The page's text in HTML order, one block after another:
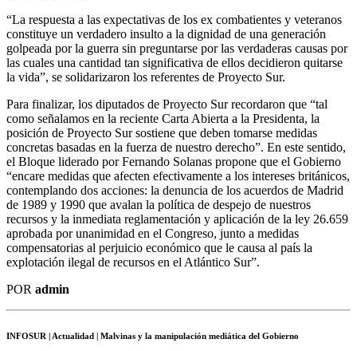
“La respuesta a las expectativas de los ex combatientes y veteranos
constituye un verdadero insulto a la dignidad de una generación
golpeada por la guerra sin preguntarse por las verdaderas causas por
las cuales una cantidad tan significativa de ellos decidieron quitarse
la vida”, se solidarizaron los referentes de Proyecto Sur.
Para finalizar, los diputados de Proyecto Sur recordaron que “tal
como señalamos en la reciente Carta Abierta a la Presidenta, la
posición de Proyecto Sur sostiene que deben tomarse medidas
concretas basadas en la fuerza de nuestro derecho”. En este sentido,
el Bloque liderado por Fernando Solanas propone que el Gobierno
“encare medidas que afecten efectivamente a los intereses británicos,
contemplando dos acciones: la denuncia de los acuerdos de Madrid
de 1989 y 1990 que avalan la política de despejo de nuestros
recursos y la inmediata reglamentación y aplicación de la ley 26.659
aprobada por unanimidad en el Congreso, junto a medidas
compensatorias al perjuicio económico que le causa al país la
explotación ilegal de recursos en el Atlántico Sur”.
POR admin
INFOSUR | Actualidad | Malvinas y la manipulación mediática del Gobierno